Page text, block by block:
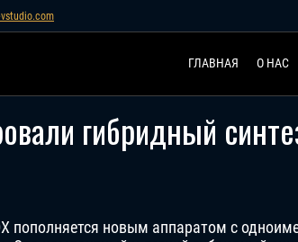
ГЛАВНАЯ О НАС
гибридный
пополняется новым аппаратом с